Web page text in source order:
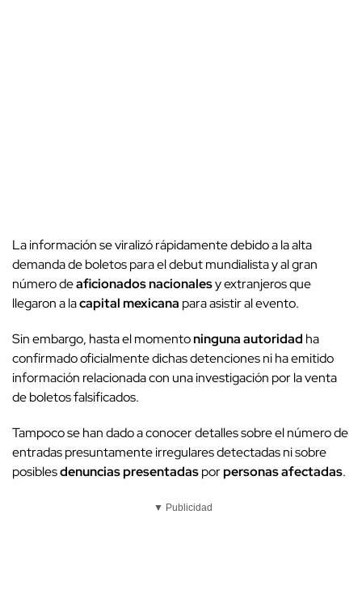
La información se viralizó rápidamente debido a la alta
demanda de boletos para el debut mundialista y al gran
número deaficionados nacionalesy extranjeros que
llegaron a lacapital mexicana para asistir al evento.
Sin embargo, hasta el momentoninguna autoridad ha
confirmado oficialmente dichas detenciones ni ha emitido
información relacionada con una investigación por la venta
de boletos falsificados.
Tampoco se han dado a conocer detalles sobre el número de
entradas presuntamente irregulares detectadas ni sobre
posiblesdenuncias presentadasporpersonas afectadas.
▼ Publicidad